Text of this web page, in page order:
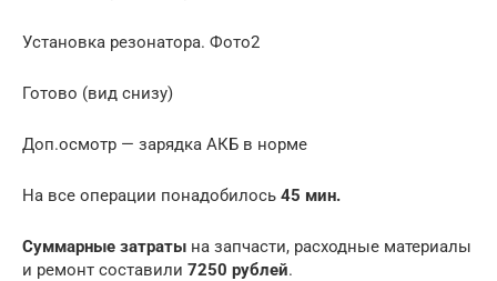
Установка резонатора. Фото2
Готово (вид снизу)
Доп.осмотр — зарядка АКБ в норме
На все операции понадобилось 45 мин.
Суммарные затраты на запчасти, расходные материалы
и ремонт составили 7250 рублей.